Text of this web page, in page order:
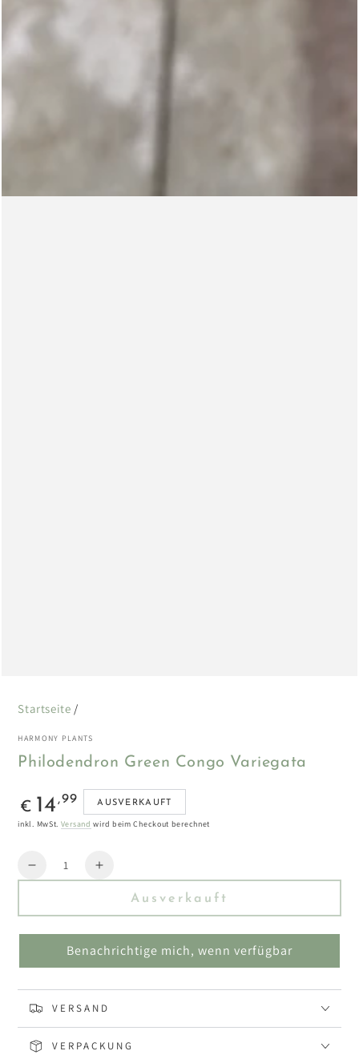
Startseite /
HARMONY PLANTS
Philodendron Green Congo Variegata
Regulärer
Preis
€ 14 ,99 AUSVERKAUFT
inkl. MwSt. Versand wird beim Checkout berechnet
Reduzieren
für
Philodendron
Green
Congo
Variegata
Erhöhen
für
Philodendron
Green
Congo
Variegata
Ausverkauft
Benachrichtige mich, wenn verfügbar
VERSAND
VERPACKUNG